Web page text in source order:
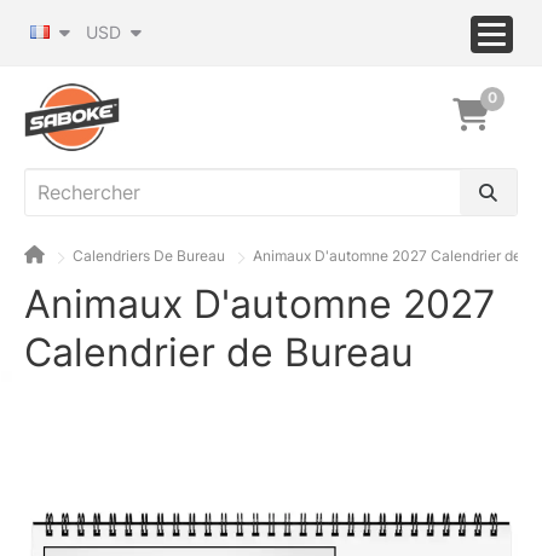
USD
0
Calendriers De Bureau Animaux D'automne 2027 Calendrier de
Animaux D'automne 2027
Calendrier de Bureau